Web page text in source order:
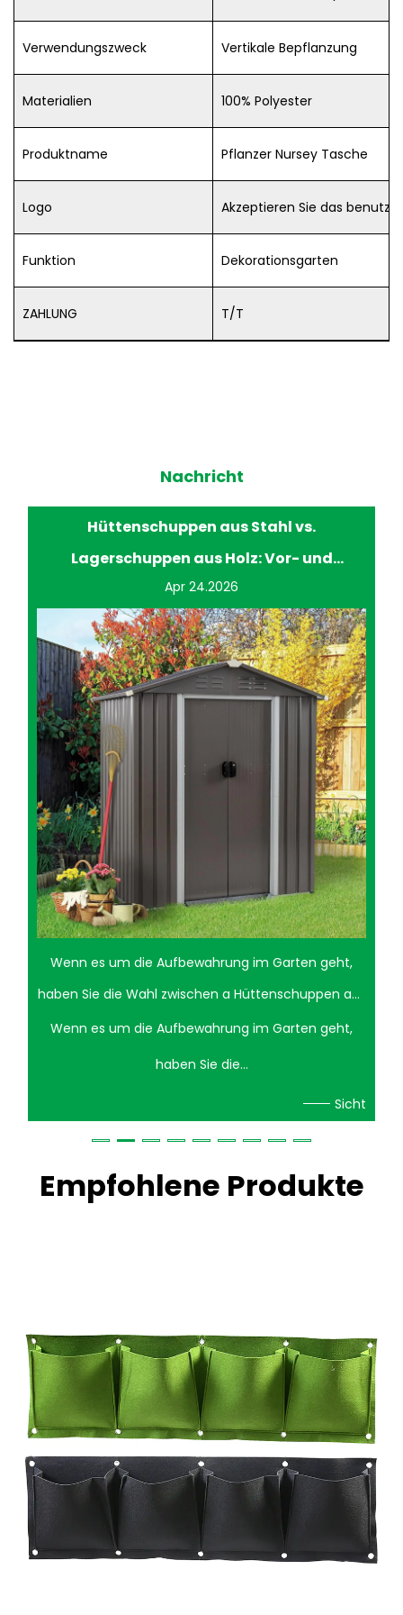
Verwendungszweck Vertikale Bepflanzung
Materialien 100% Polyester
Produktname Pflanzer Nursey Tasche
Logo Akzeptieren Sie das
Funktion Dekorationsgarten
ZAHLUNG T/T
Nachricht
Hüttenschuppen aus Stahl vs.
Lagerschuppen aus Holz: Vor- und
Nachteile
Apr 24.2026
Wenn es um die Aufbewahrung im Garten geht,
haben Sie die Wahl zwischen a Hüttenschuppen aus
Stahl und ein Lagerschuppen aus Holz kann eine
schwierige Entscheidung sein. Beide Optionen
Cottage-Schuppen aus Stahl bietet Langlebigkeit
Holzschuppen für eine traditionellere, ästhetische
Witterungseinflüsse wie Regen, Schnee und
schlechte Temperaturen. Im Gegensatz zu Holz
verzieht sich Stahl nicht, reißt nicht und verrottet
nicht, was ihn zu einer guten Wahl für die
Langzeitlagerung macht. Geringer
Wartungsaufwand: Ein Stahlschuppen erfordert im
Vergleich zu Holzschuppen nur minimalen
Wartungsaufwand. Während Holz regelmäßig
Wenn es um die Aufbewahrung im Garten geht,
haben Sie die...
Sicht
Empfohlene Produkte